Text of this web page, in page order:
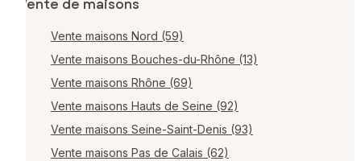
Vente de maisons
Vente maisons Nord (59)
Vente maisons Bouches-du-Rhône (13)
Vente maisons Rhône (69)
Vente maisons Hauts de Seine (92)
Vente maisons Seine-Saint-Denis (93)
Vente maisons Pas de Calais (62)